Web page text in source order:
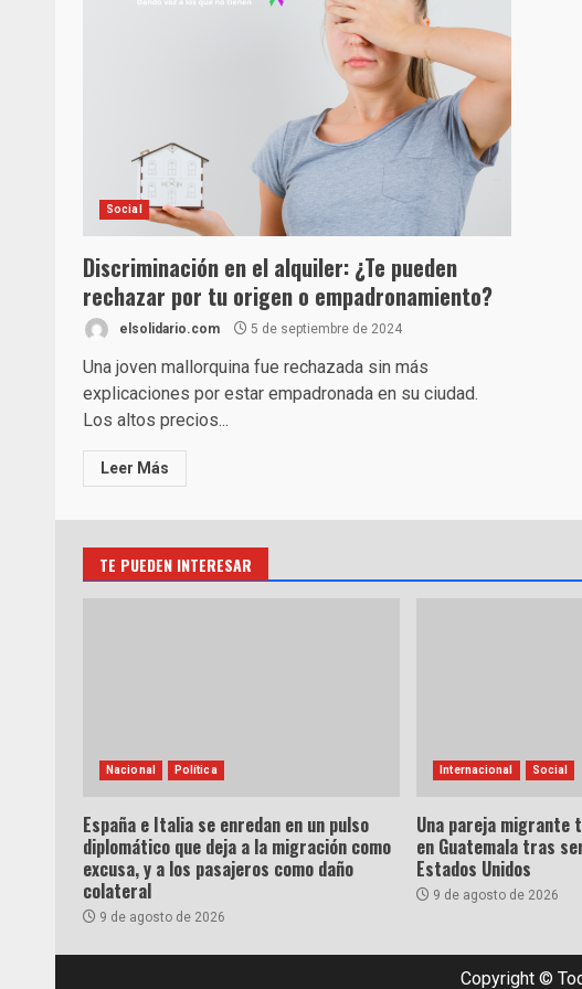
Social
Discriminación en el alquiler: ¿Te pueden
rechazar por tu origen o empadronamiento?
elsolidario.com 5 de septiembre de 2024
Una joven mallorquina fue rechazada sin más
explicaciones por estar empadronada en su ciudad.
Los altos precios...
Leer Más
TE PUEDEN INTERESAR
Nacional Política
España e Italia se enredan en un pulso
diplomático que deja a la migración como
excusa, y a los pasajeros como daño
colateral
9 de agosto de 2026
Internacional Social
Una pareja migrante
en Guatemala tras
Estados Unidos
9 de agosto de 2026
Copyright ©